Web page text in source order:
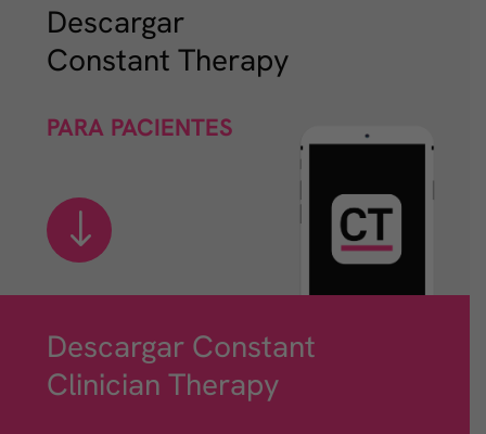
Descargar
Constant Therapy
PARA PACIENTES
Descargar Constant
Clinician Therapy